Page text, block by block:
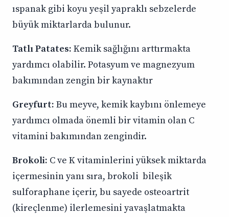
ıspanak gibi koyu yeşil yapraklı sebzelerde
büyük miktarlarda bulunur.
Tatlı Patates: Kemik sağlığını arttırmakta
yardımcı olabilir. Potasyum ve magnezyum
bakımından zengin bir kaynaktır
Greyfurt: Bu meyve, kemik kaybını önlemeye
yardımcı olmada önemli bir vitamin olan C
vitamini bakımından zengindir.
Brokoli: C ve K vitaminlerini yüksek miktarda
içermesinin yanı sıra, brokoli bileşik
sulforaphane içerir, bu sayede osteoartrit
(kireçlenme) ilerlemesini yavaşlatmakta